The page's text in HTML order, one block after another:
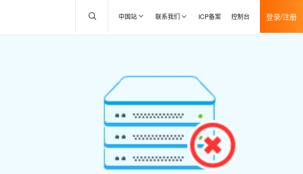
中国站 联系我们 ICP备案 控制台 登录/注册